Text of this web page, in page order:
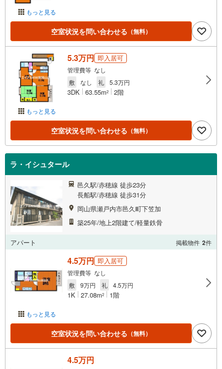
もっと見る
空室状況を問い合わせる （無料）
もっと見る
5.3万円 即入居可
管理費等 なし
敷
なし 礼 5.3万円
3DK 63.55m2 2階
空室状況を問い合わせる （無料）
ラ・イシュタール
邑久駅/赤穂線 徒歩23分
長船駅/赤穂線 徒歩31分
岡山県瀬戸内市邑久町下笠加
築25年/地上2階建て/軽量鉄骨
アパート 掲載物件 2件
もっと見る
4.5万円 即入居可
管理費等 なし
敷
9万円 礼 4.5万円
1K 27.08m2 1階
空室状況を問い合わせる （無料）
4.5万円